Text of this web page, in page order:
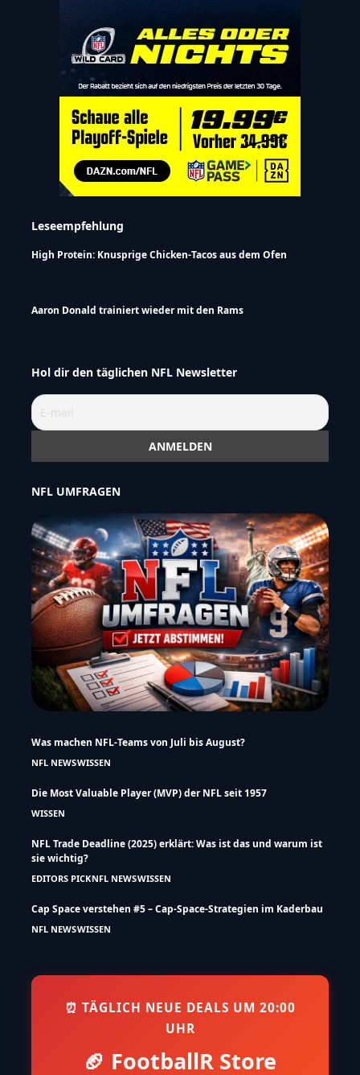
Leseempfehlung
High Protein: Knusprige Chicken-Tacos aus dem Ofen
Aaron Donald trainiert wieder mit den Rams
Hol dir den täglichen NFL Newsletter
NFL UMFRAGEN
Was machen NFL-Teams von Juli bis August?
NFL NEWSWISSEN
Die Most Valuable Player (MVP) der NFL seit 1957
WISSEN
NFL Trade Deadline (2025) erklärt: Was ist das und warum ist
sie wichtig?
EDITORS PICKNFL NEWSWISSEN
Cap Space verstehen #5 – Cap-Space-Strategien im Kaderbau
NFL NEWSWISSEN
⏰ TÄGLICH NEUE DEALS UM 20:00
UHR
🏈 FootballR Store